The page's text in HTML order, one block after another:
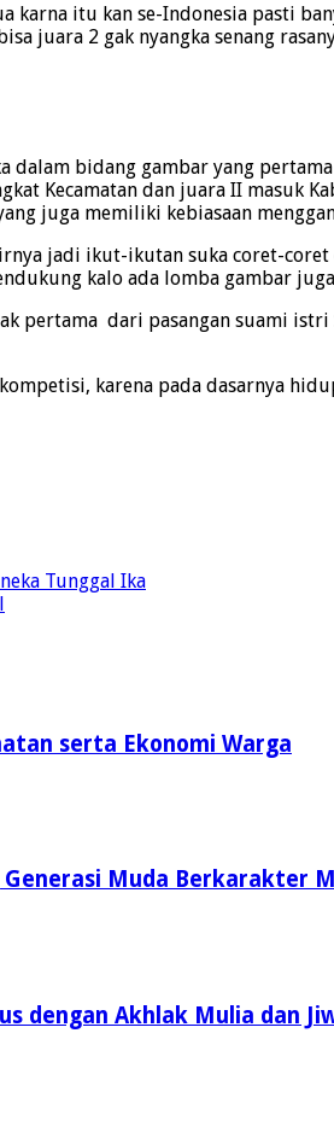
karna itu kan se-Indonesia pasti
juara 2 gak nyangka senang
dalam bidang gambar yang
Kecamatan dan juara II masuk
juga memiliki kebiasaan
jadi ikut-ikutan suka coret-
kalo ada lomba gambar
pertama dari pasangan suami
karena pada dasarnya
Tunggal Ika
serta Ekonomi Warga
Generasi Muda Berkarakter
dengan Akhlak Mulia dan